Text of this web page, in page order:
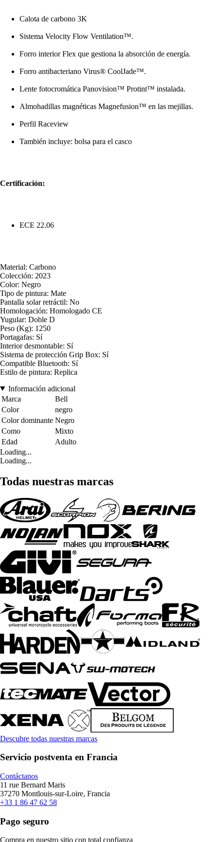
Calota de carbono 3K
Sistema Velocity Flow Ventilation™.
Forro interior Flex que gestiona la absorción de energía.
Forro antibacteriano Virus® CoolJade™.
Lente fotocromática Panovision™ Protint™ instalada.
Almohadillas magnéticas Magnefusion™ en las mejillas.
Perfil Raceview
También incluye: bolsa para el casco
Certificación:
ECE 22.06
Material: Carbono
Colección: 2023
Color: Negro
Tipo de pintura: Mate
Pantalla solar retráctil: No
Homologación: Homologado CE
Yugular: Doble D
Peso (Kg): 1250
Portagafas: Sí
Interior desmontable: Sí
Sistema de protección Grip Box: Sí
Compatible Bluetooth: Sí
Estilo de pintura: Replica
Información adicional
Marca
Bell
Color
negro
Color dominante Negro
Como
Mixto
Edad
Adulto
Loading...
Loading...
Todas nuestras marcas
Descubre todas nuestras marcas
Servicio postventa en Francia
Contáctanos
11 rue Bernard Maris
37270 Montlouis-sur-Loire, Francia
+33 1 86 47 62 58
Pago seguro
Compra en nuestro sitio con total confianza